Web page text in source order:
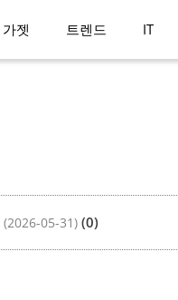
가젯 트렌드 IT
(2026-05-31) (0)